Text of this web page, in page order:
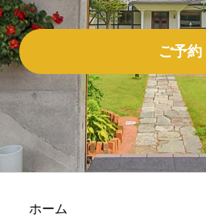
ご予約
ホーム